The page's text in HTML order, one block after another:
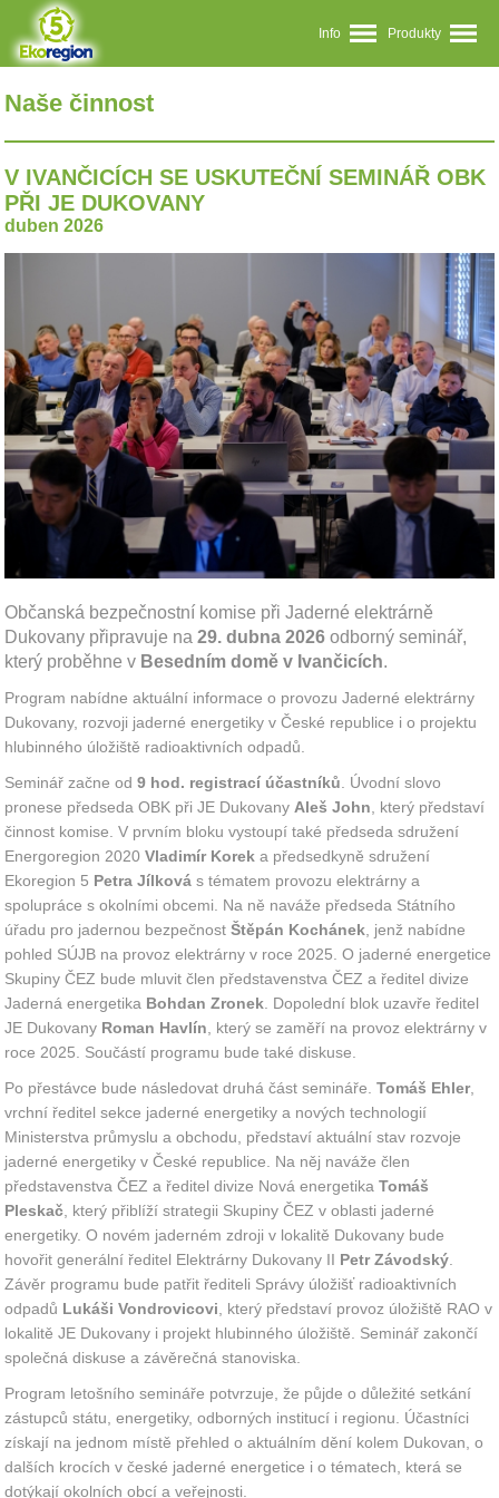
Info Produkty
Naše činnost
V IVANČICÍCH SE USKUTEČNÍ SEMINÁŘ OBK
PŘI JE DUKOVANY
duben 2026
Občanská bezpečnostní komise při Jaderné elektrárně
Dukovany připravuje na29. dubna 2026 odborný seminář,
který proběhne v Besedním domě v Ivančicích.
Program nabídne aktuální informace o provozu Jaderné elektrárny
Dukovany, rozvoji jaderné energetiky v České republice i o projektu
hlubinného úložiště radioaktivních odpadů.
Seminář začne od9 hod. registrací účastníků . Úvodní slovo
pronese předseda OBK při JE Dukovany Aleš John , který představí
činnost komise. V prvním bloku vystoupí také předseda sdružení
Energoregion 2020Vladimír Korek a předsedkyně sdružení
Ekoregion 5 Petra Jílková s tématem provozu elektrárny a
spolupráce s okolními obcemi. Na ně naváže předseda Státního
úřadu pro jadernou bezpečnostŠtěpán Kochánek , jenž nabídne
pohled SÚJB na provoz elektrárny v roce 2025. O jaderné energetice
Skupiny ČEZ bude mluvit člen představenstva ČEZ a ředitel divize
Jaderná energetika Bohdan Zronek . Dopolední blok uzavře ředitel
JE Dukovany Roman Havlín , který se zaměří na provoz elektrárny v
roce 2025. Součástí programu bude také diskuse.
Po přestávce bude následovat druhá část semináře.Tomáš Ehler,
vrchní ředitel sekce jaderné energetiky a nových technologií
Ministerstva průmyslu a obchodu, představí aktuální stav rozvoje
jaderné energetiky v České republice. Na něj naváže člen
představenstva ČEZ a ředitel divize Nová energetikaTomáš
Pleskač , který přiblíží strategii Skupiny ČEZ v oblasti jaderné
energetiky. O novém jaderném zdroji v lokalitě Dukovany bude
hovořit generální ředitel Elektrárny Dukovany II Petr Závodský
Závěr programu bude patřit řediteli Správy úložišť radioaktivních
odpadů Lukáši Vondrovicovi , který představí provoz úložiště RAO v
lokalitě JE Dukovany i projekt hlubinného úložiště. Seminář zakončí
společná diskuse a závěrečná stanoviska.
Program letošního semináře potvrzuje, že půjde o důležité setkání
zástupců státu, energetiky, odborných institucí i regionu. Účastníci
získají na jednom místě přehled o aktuálním dění kolem Dukovan, o
dalších krocích v české jaderné energetice i o tématech, která se
dotýkají okolních obcí a veřejnosti.